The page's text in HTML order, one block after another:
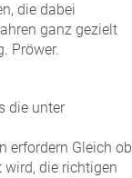
die dabei
ganz gezielt
Pröwer.
die unter
erfordern Gleich ob
die richtigen